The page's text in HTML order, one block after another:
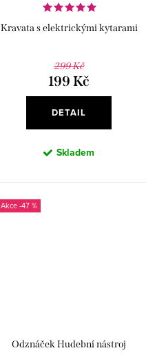
Kravata s elektrickými kytarami
299 Kč
199 Kč
DETAIL
Skladem
-47 %
Odznáček Hudební nástroj